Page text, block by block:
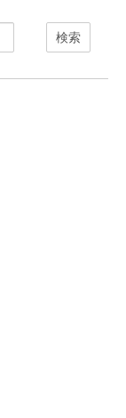
検索